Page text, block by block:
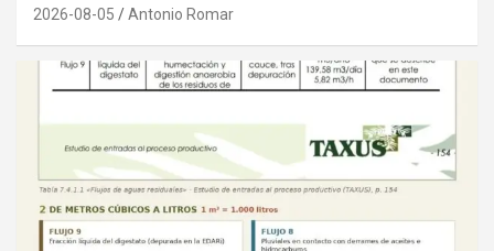
2026-08-05 Antonio Romar